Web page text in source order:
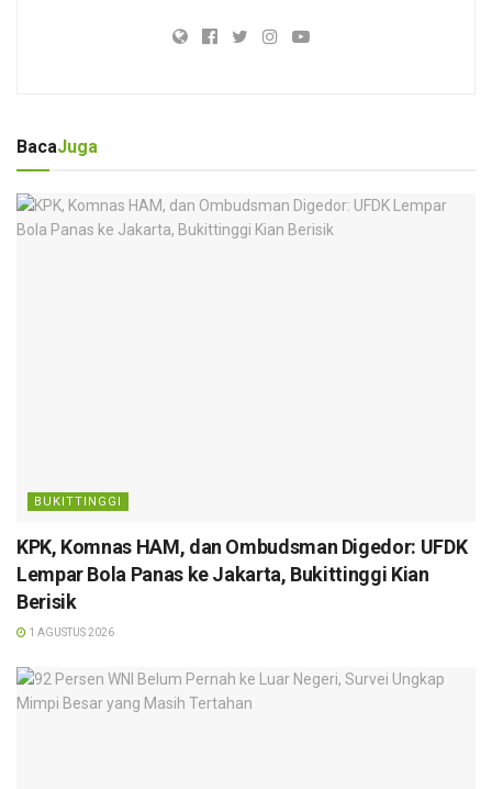
BacaJuga
BUKITTINGGI
KPK, Komnas HAM, dan Ombudsman Digedor: UFDK
Lempar Bola Panas ke Jakarta, Bukittinggi Kian
Berisik
1 AGUSTUS 2026